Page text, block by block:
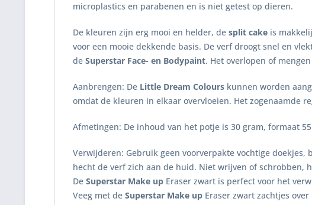
microplastics en parabenen en is niet getest op dieren.
De kleuren zijn erg mooi en helder, de split cake is
voor een mooie dekkende basis. De verf droogt snel en
de Superstar Face- en Bodypaint. Het overlopen of
Aanbrengen: De Little Dream Colours kunnen worden
omdat de kleuren in elkaar overvloeien. Het zogenaamde
Afmetingen: De inhoud van het potje is 30 gram, formaat
Verwijderen: Gebruik geen voorverpakte vochtige doekjes,
hecht de verf zich aan de huid. Niet wrijven of schrobben,
De Superstar Make up Eraser zwart is perfect voor het
Veeg met de Superstar Make up Eraser zwart zachtjes